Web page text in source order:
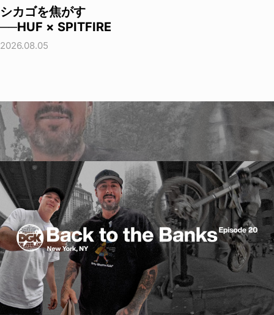
シカゴを焦がす
──HUF × SPITFIRE
2026.08.05